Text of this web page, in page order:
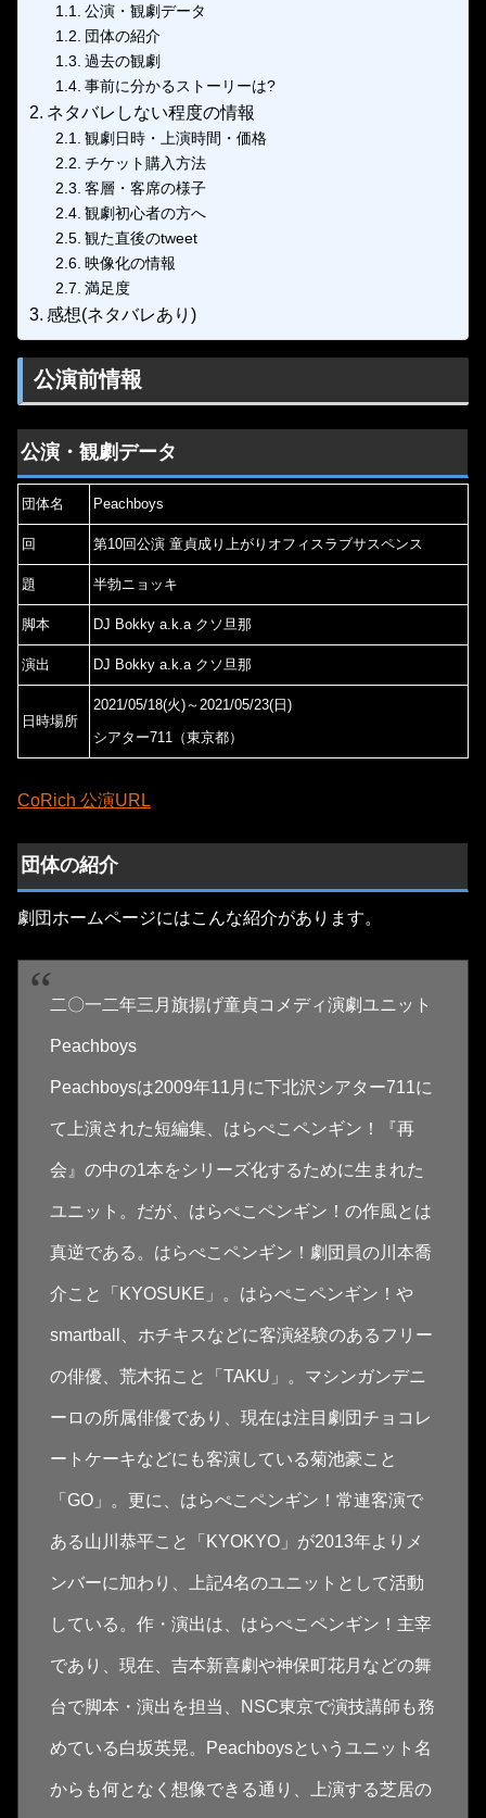
公演・観劇データ
団体の紹介
過去の観劇
事前に分かるストーリーは?
ネタバレしない程度の情報
観劇日時・上演時間・価格
チケット購入方法
客層・客席の様子
観劇初心者の方へ
観た直後のtweet
映像化の情報
満足度
感想(ネタバレあり)
公演前情報
公演・観劇データ
団体名 Peachboys
回 第10回公演 童貞成り上がりオフィスラブサスペンス
題 半勃ニョッキ
脚本 DJ Bokky a.k.a クソ旦那
演出 DJ Bokky a.k.a クソ旦那
日時場所
2021/05/18(火)～2021/05/23(日)
シアター711（東京都）
CoRich 公演URL
団体の紹介
劇団ホームページにはこんな紹介があります。
二〇一二年三月旗揚げ童貞コメディ演劇ユニット
Peachboys
Peachboysは2009年11月に下北沢シアター711に
て上演された短編集、はらぺこペンギン！『再
会』の中の1本をシリーズ化するために生まれた
ユニット。だが、はらぺこペンギン！の作風とは
真逆である。はらぺこペンギン！劇団員の川本喬
介こと「KYOSUKE」。はらぺこペンギン！や
smartball、ホチキスなどに客演経験のあるフリー
の俳優、荒木拓こと「TAKU」。マシンガンデニ
ーロの所属俳優であり、現在は注目劇団チョコレ
ートケーキなどにも客演している菊池豪こと
「GO」。更に、はらぺこペンギン！常連客演で
ある山川恭平こと「KYOKYO」が2013年よりメ
ンバーに加わり、上記4名のユニットとして活動
している。作・演出は、はらぺこペンギン！主宰
であり、現在、吉本新喜劇や神保町花月などの舞
台で脚本・演出を担当、NSC東京で演技講師も務
めている白坂英晃。Peachboysというユニット名
からも何となく想像できる通り、上演する芝居の